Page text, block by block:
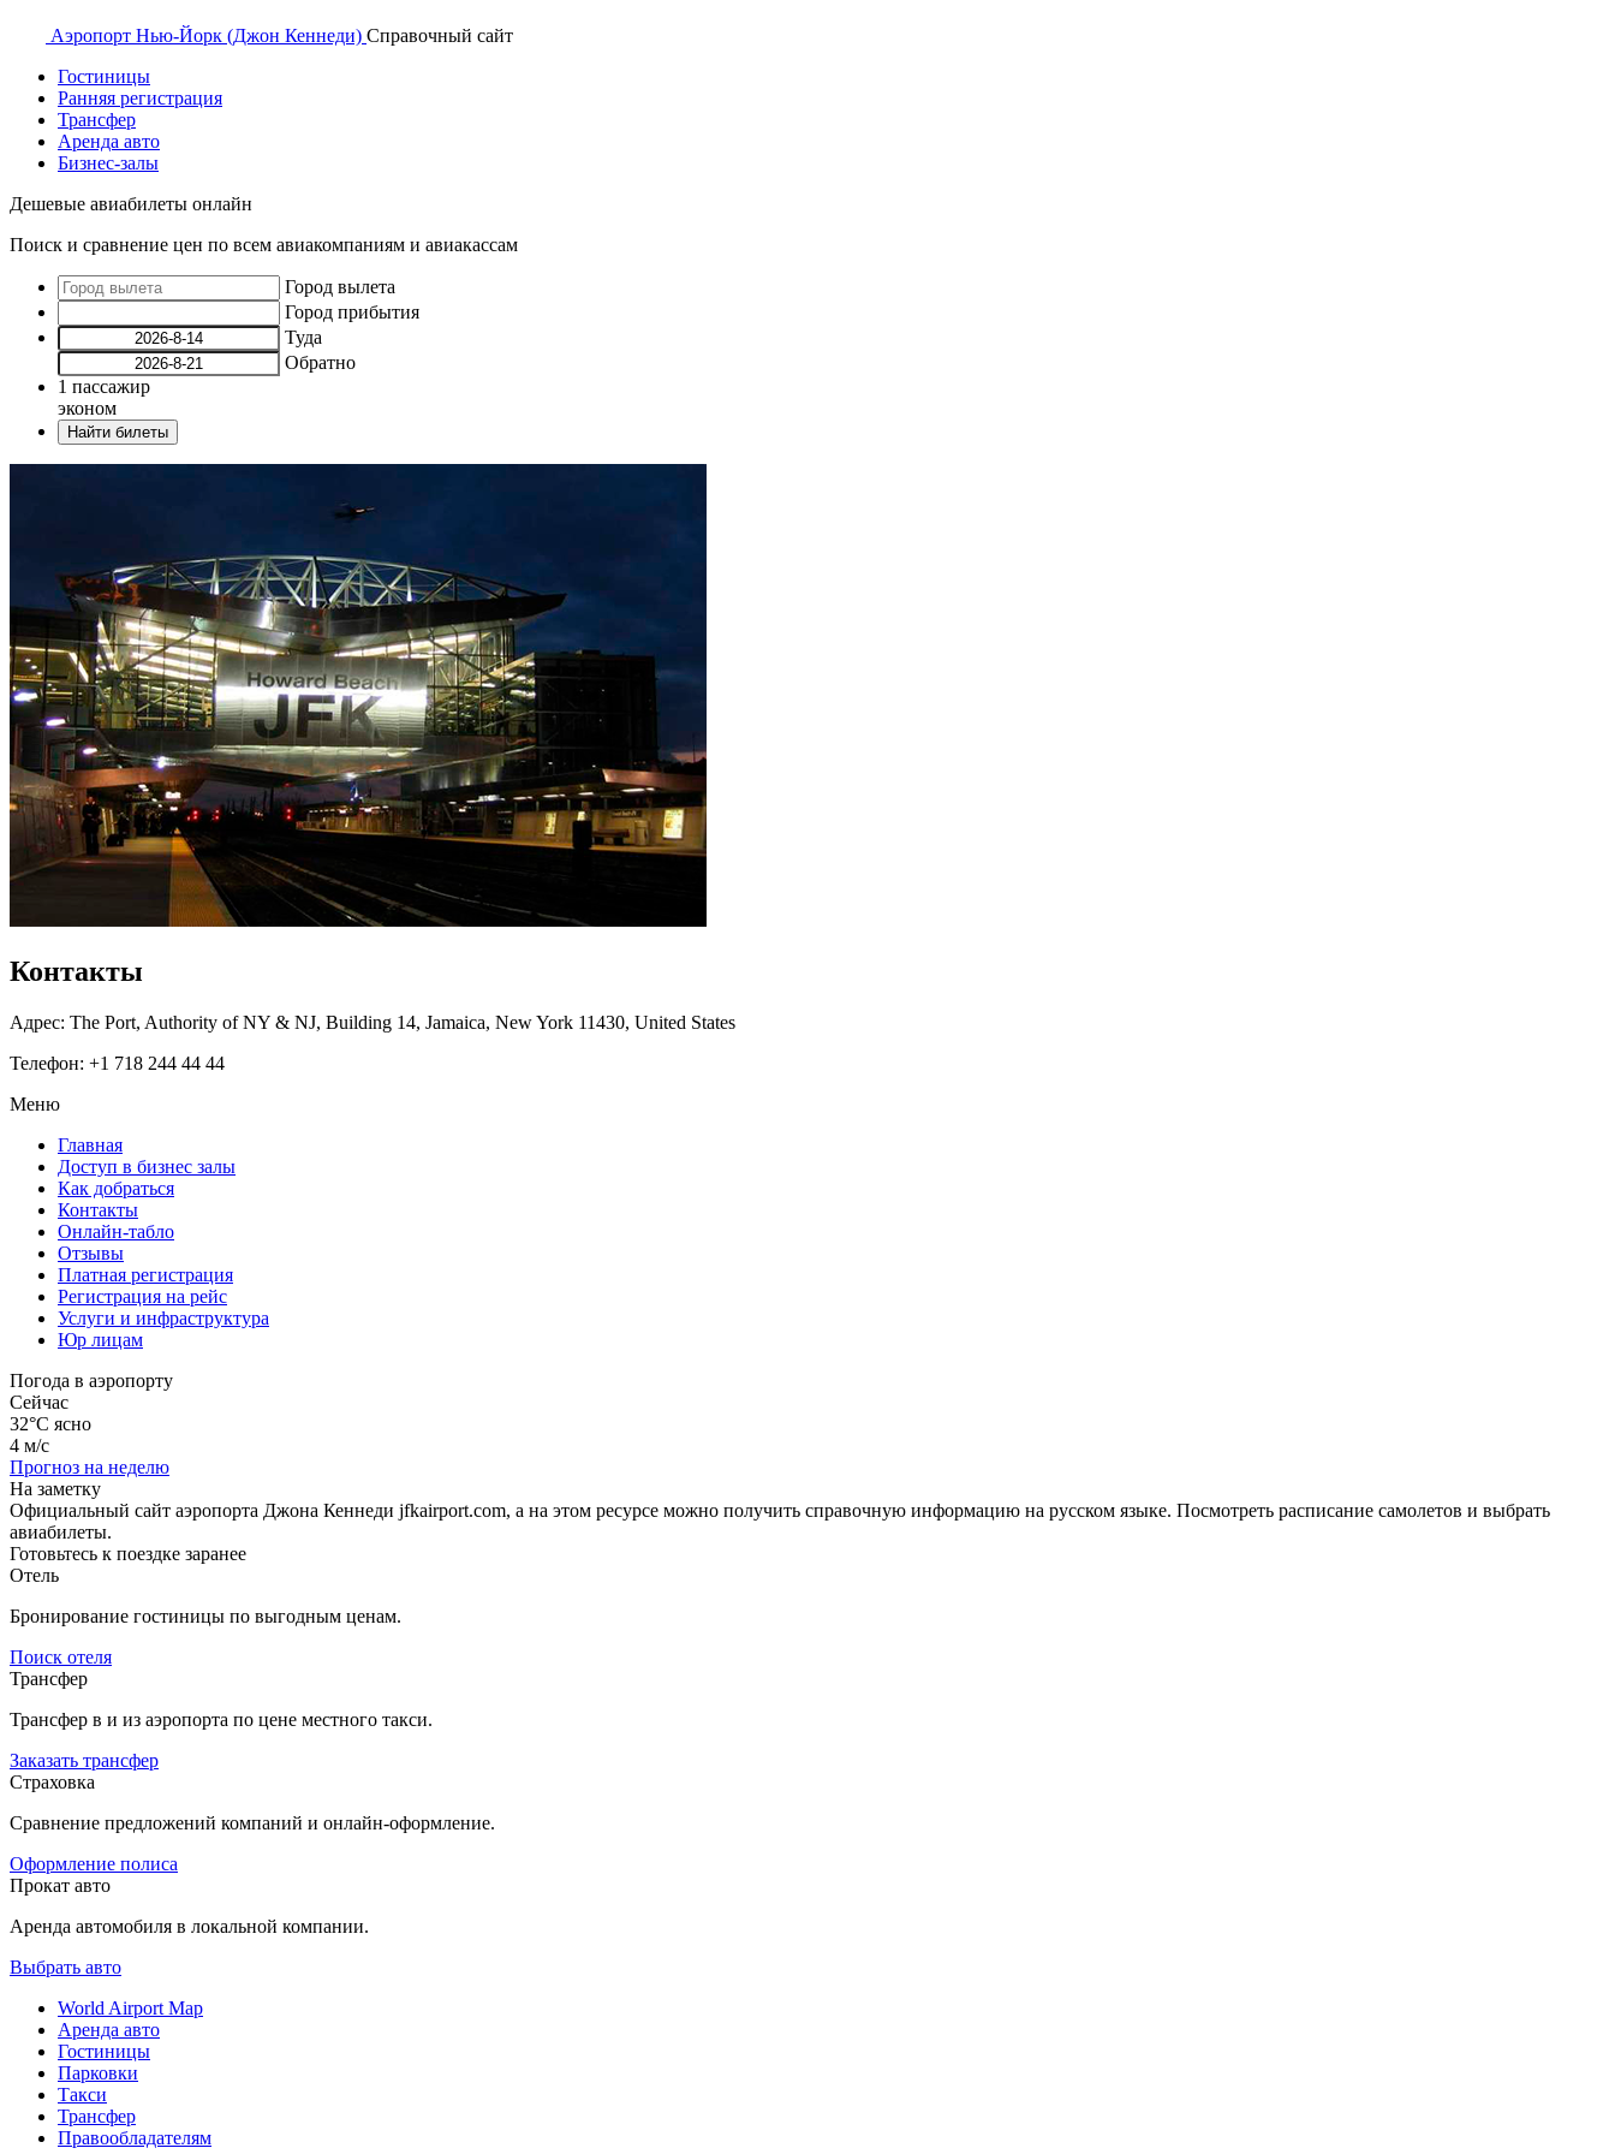
Аэропорт Нью-Йорк (Джон Кеннеди) Справочный сайт
Гостиницы
Ранняя регистрация
Трансфер
Аренда авто
Бизнес-залы
Дешевые авиабилеты онлайн
Поиск и сравнение цен по всем авиакомпаниям и авиакассам
Город вылета
Город прибытия
Туда
Обратно
1 пассажир
эконом
Найти билеты
Контакты
Адрес: The Port, Authority of NY & NJ, Building 14, Jamaica, New York 11430, United States
Телефон: +1 718 244 44 44
Меню
Главная
Доступ в бизнес залы
Как добраться
Контакты
Онлайн-табло
Отзывы
Платная регистрация
Регистрация на рейс
Услуги и инфраструктура
Юр лицам
Погода в аэропорту
Сейчас
32°C ясно
4 м/с
Прогноз на неделю
На заметку
Официальный сайт аэропорта Джона Кеннеди jfkairport.com, а на этом ресурсе можно получить справочную информацию на русском языке. Посмотреть расписание самолетов и выбрать
авиабилеты.
Готовьтесь к поездке заранее
Отель
Бронирование гостиницы по выгодным ценам.
Поиск отеля
Трансфер
Трансфер в и из аэропорта по цене местного такси.
Заказать трансфер
Страховка
Сравнение предложений компаний и онлайн-оформление.
Оформление полиса
Прокат авто
Аренда автомобиля в локальной компании.
Выбрать авто
World Airport Map
Аренда авто
Гостиницы
Парковки
Такси
Трансфер
Правообладателям